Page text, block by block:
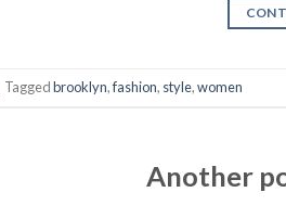
Taggedbrooklyn,fashion, style,women
Another